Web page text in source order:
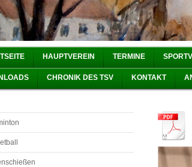
HAUPTVEREIN TERMINE
CHRONIK DES TSV KONTAKT